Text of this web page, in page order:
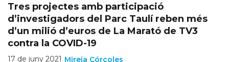
Tres projectes amb participació
d’investigadors del Parc Taulí reben més
d’un milió d’euros de La Marató de TV3
contra la COVID-19
Mireia Córcoles
17 de juny 2021